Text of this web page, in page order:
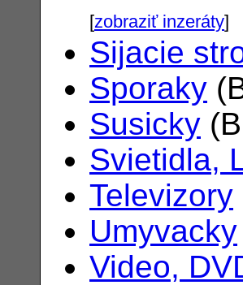
[zobraziť inzeráty]
Sijacie
Sporaky
Susicky
Svietidla,
Televizory
Umyvacky
Video,